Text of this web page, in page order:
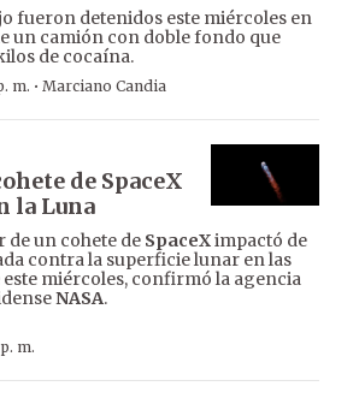
fueron detenidos este miércoles en
un camión con doble fondo que
de cocaína.
m. · Marciano Candia
de SpaceX
la Luna
de un cohete de SpaceXimpactó de
contra la superficie lunar en las
miércoles, confirmó la agencia
NASA.
m.